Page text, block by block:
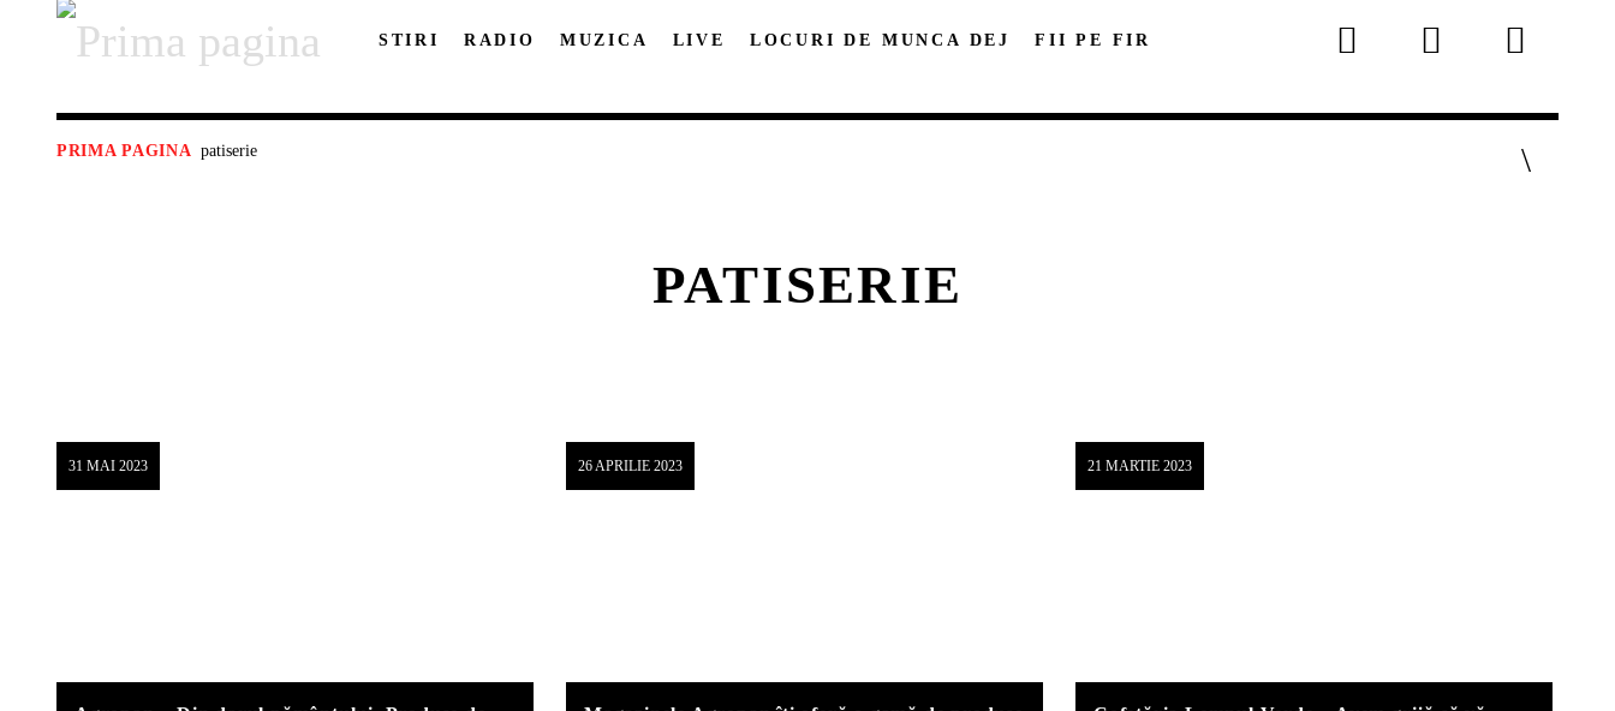
STIRI RADIO MUZICA LIVE LOCURI DE MUNCA DEJ FII PE FIR
CAUTA IN SITE:
DISTRIBUIE PAGINA PE:
PRIMA PAGINA patiserie
PATISERIE
31 MAI 2023 26 APRILIE 2023 21 MARTIE 2023